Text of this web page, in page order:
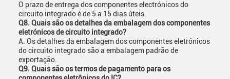
O prazo de entrega dos componentes electrónicos do
circuito integrado é de 5 a 15 dias úteis.
Q8. Quais são os detalhes da embalagem dos componentes
eletrónicos de circuito integrado?
A. Os detalhes da embalagem dos componentes eletrónicos
do circuito integrado são a embalagem padrão de
exportação.
Q9. Quais são os termos de pagamento para os